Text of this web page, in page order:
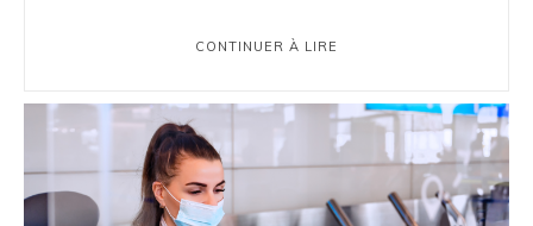
CONTINUER À LIRE